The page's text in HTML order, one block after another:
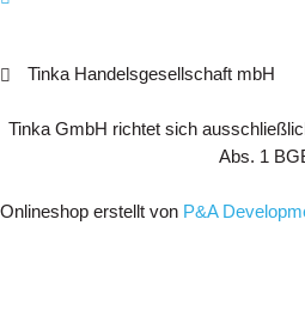
Tinka Handelsgesellschaft mbH
Tinka GmbH richtet sich
Abs. 1
Onlineshop erstellt von P&A